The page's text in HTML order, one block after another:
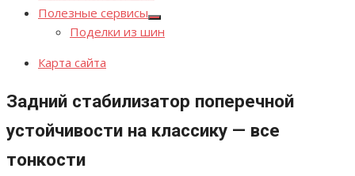
Полезные сервисы
Показывать
подменю
Поделки из шин
Карта сайта
Задний стабилизатор поперечной
устойчивости на классику — все
тонкости